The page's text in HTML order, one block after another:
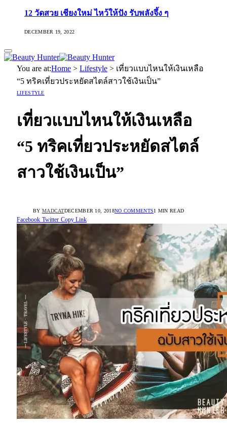
12 วัดสวย เชียงใหม่ ไหว้ให้ปัง รับพลังจึ้ง ๆ
DECEMBER 19, 2022
You are at:Home > Lifestyle > เที่ยวแบบไหนให้เงินเหลือ
“5 ทริคเที่ยวประหยัดสไตล์สาวใช้เงินเป็น”
LIFESTYLE
เที่ยวแบบไหนให้เงินเหลือ
“5 ทริคเที่ยวประหยัดสไตล์
สาวใช้เงินเป็น”
BY MADCATDECEMBER 10, 2018NO COMMENTS1 MIN READ
Facebook Twitter Copy Link